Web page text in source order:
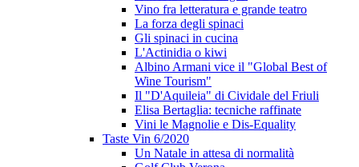
Vino fra letteratura e grande teatro
La forza degli spinaci
Gli spinaci in cucina
L'Actinidia o kiwi
Albino Armani vice il "Global Best of
Wine Tourism"
Il "D'Aquileia" di Cividale del Friuli
Elisa Bertaglia: tecniche raffinate
Vini le Magnolie e Dis-Equality
Taste Vin 6/2020
Un Natale in attesa di normalità